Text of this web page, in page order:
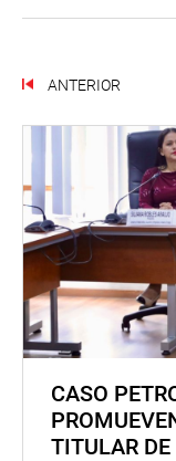
ANTERIOR
CASO
TITULAR